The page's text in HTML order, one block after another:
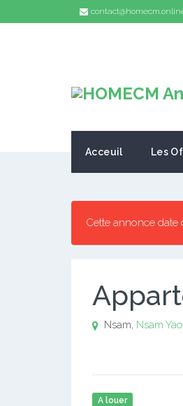
Acceuil Les
Cette annonce date
Nsam, Nsam
A louer